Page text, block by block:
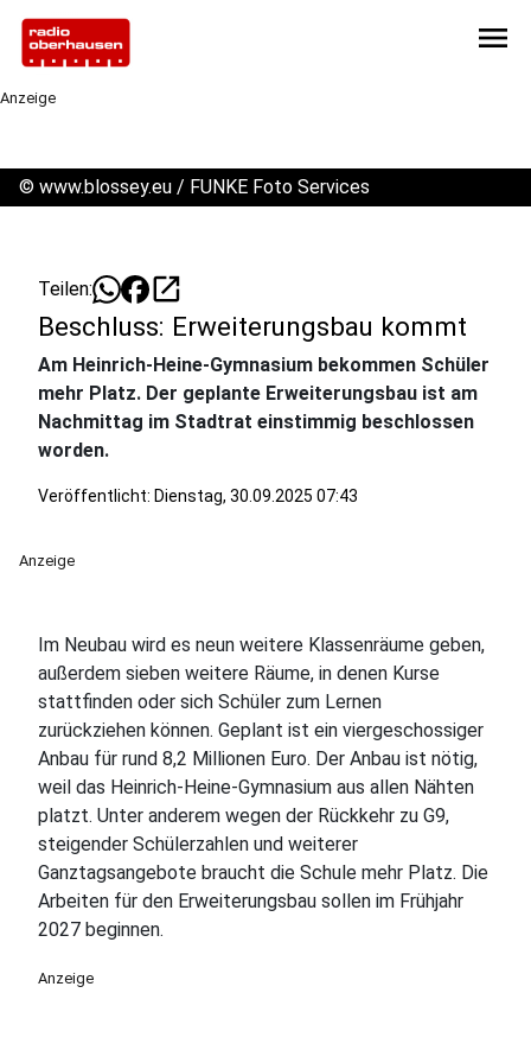
menu
Anzeige
© www.blossey.eu / FUNKE Foto Services
Teilen: open_in_new
Beschluss: Erweiterungsbau kommt
Am Heinrich-Heine-Gymnasium bekommen Schüler
mehr Platz. Der geplante Erweiterungsbau ist am
Nachmittag im Stadtrat einstimmig beschlossen
worden.
Veröffentlicht: Dienstag, 30.09.2025 07:43
Anzeige
Im Neubau wird es neun weitere Klassenräume geben,
außerdem sieben weitere Räume, in denen Kurse
stattfinden oder sich Schüler zum Lernen
zurückziehen können. Geplant ist ein viergeschossiger
Anbau für rund 8,2 Millionen Euro. Der Anbau ist nötig,
weil das Heinrich-Heine-Gymnasium aus allen Nähten
platzt. Unter anderem wegen der Rückkehr zu G9,
steigender Schülerzahlen und weiterer
Ganztagsangebote braucht die Schule mehr Platz. Die
Arbeiten für den Erweiterungsbau sollen im Frühjahr
2027 beginnen.
Anzeige